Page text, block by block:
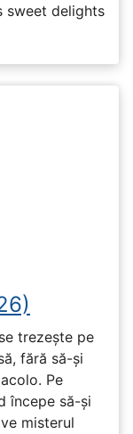
sweet delights
trezește pe
fără să-și
Pe
începe să-și
misterul